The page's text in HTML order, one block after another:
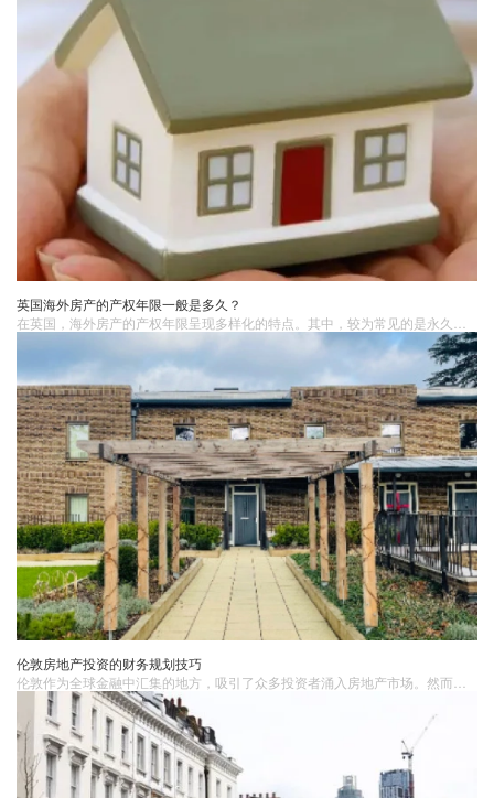
英国海外房产的产权年限一般是多久？
伦敦房地产投资的财务规划技巧